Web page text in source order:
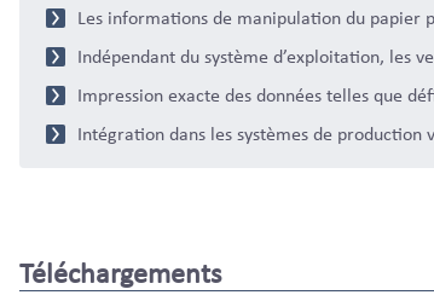
Les informations de manipulation du papier
Indépendant du système d’exploitation, les
Impression exacte des données telles que
Intégration dans les systèmes de production
Téléchargements